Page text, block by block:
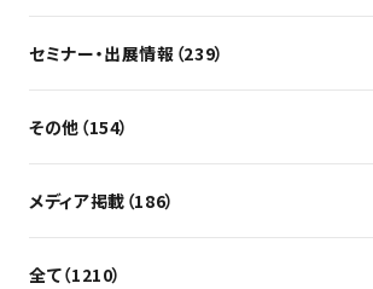
セミナー・出展情報（239）
その他（154）
メディア掲載（186）
全て（1210）